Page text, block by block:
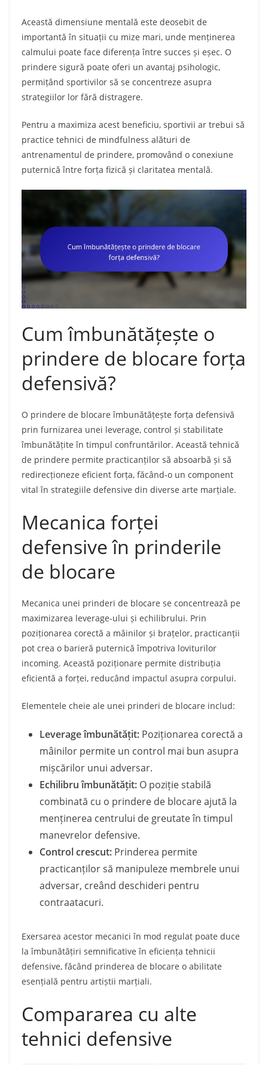
Această dimensiune mentală este deosebit de
importantă în situații cu mize mari, unde menținerea
calmului poate face diferența între succes și eșec. O
prindere sigură poate oferi un avantaj psihologic,
permițând sportivilor să se concentreze asupra
strategiilor lor fără distragere.
Pentru a maximiza acest beneficiu, sportivii ar trebui să
practice tehnici de mindfulness alături de
antrenamentul de prindere, promovând o conexiune
puternică între forța fizică și claritatea mentală.
Cum îmbunătățește o
prindere de blocare forța
defensivă?
O prindere de blocare îmbunătățește forța defensivă
prin furnizarea unei leverage, control și stabilitate
îmbunătățite în timpul confruntărilor. Această tehnică
de prindere permite practicanților să absoarbă și să
redirecționeze eficient forța, făcând-o un component
vital în strategiile defensive din diverse arte marțiale.
Mecanica forței
defensive în prinderile
de blocare
Mecanica unei prinderi de blocare se concentrează pe
maximizarea leverage-ului și echilibrului. Prin
poziționarea corectă a mâinilor și brațelor, practicanții
pot crea o barieră puternică împotriva loviturilor
incoming. Această poziționare permite distribuția
eficientă a forței, reducând impactul asupra corpului.
Elementele cheie ale unei prinderi de blocare includ:
Leverage îmbunătățit: Poziționarea corectă a
mâinilor permite un control mai bun asupra
mișcărilor unui adversar.
Echilibru îmbunătățit: O poziție stabilă
combinată cu o prindere de blocare ajută la
menținerea centrului de greutate în timpul
manevrelor defensive.
Control crescut: Prinderea permite
practicanților să manipuleze membrele unui
adversar, creând deschideri pentru
contraatacuri.
Exersarea acestor mecanici în mod regulat poate duce
la îmbunătățiri semnificative în eficiența tehnicii
defensive, făcând prinderea de blocare o abilitate
esențială pentru artiștii marțiali.
Compararea cu alte
tehnici defensive